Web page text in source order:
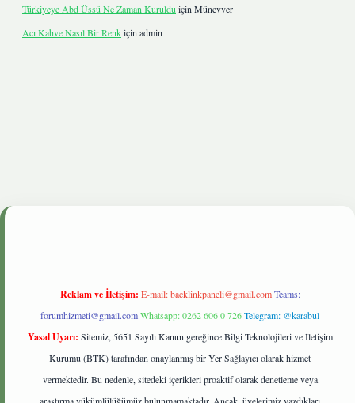
Türkiyeye Abd Üssü Ne Zaman Kuruldu için Münevver
Acı Kahve Nasıl Bir Renkiçin admin
Reklam ve İletişim: E-mail:backlinkpaneli@gmail.com Teams:
forumhizmeti@gmail.comWhatsapp: 0262 606 0 726Telegram: @karabul
Yasal Uyarı: Sitemiz, 5651 Sayılı Kanun gereğince Bilgi Teknolojileri ve İletişim
Kurumu (BTK) tarafından onaylanmış bir Yer Sağlayıcı olarak hizmet
vermektedir. Bu nedenle, sitedeki içerikleri proaktif olarak denetleme veya